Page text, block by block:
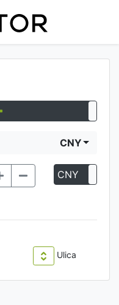
CNY
CNY
Ulica